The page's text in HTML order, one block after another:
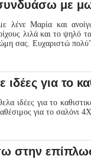
με
λένε Μαρία και
λιλά και το ψηλό
σας. Ευχαριστώ
για το
ιδέες για το
για το
στην